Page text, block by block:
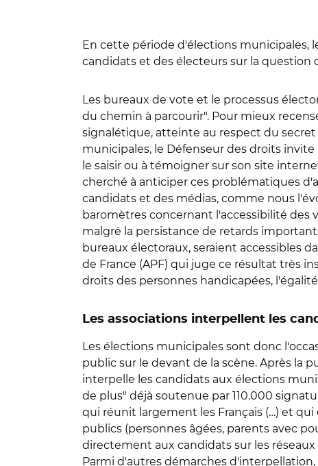
En cette période d'élections municipales,
candidats et des électeurs sur la question
Les bureaux de vote et le processus
du chemin à parcourir". Pour mieux
signalétique, atteinte au respect du
municipales, le Défenseur des droits
le saisir ou à témoigner sur son site
cherché à anticiper ces problématiques
candidats et des médias, comme nous
baromètres concernant l'accessibilité des
malgré la persistance de retards
bureaux électoraux, seraient accessibles
de France (APF) qui juge ce résultat très
droits des personnes handicapées,
Les associations interpellent les
Les élections municipales sont donc
public sur le devant de la scène. Après la
interpelle les candidats aux élections
de plus" déjà soutenue par 110.000
qui réunit largement les Français (…) et
publics (personnes âgées, parents avec
directement aux candidats sur les
Parmi d'autres démarches